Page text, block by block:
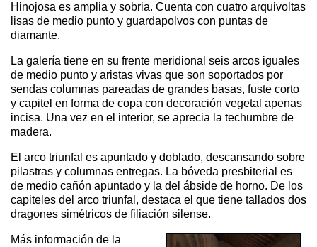
Hinojosa es amplia y sobria. Cuenta con cuatro arquivoltas
lisas de medio punto y guardapolvos con puntas de
diamante.
La galería tiene en su frente meridional seis arcos iguales
de medio punto y aristas vivas que son soportados por
sendas columnas pareadas de grandes basas, fuste corto
y capitel en forma de copa con decoración vegetal apenas
incisa. Una vez en el interior, se aprecia la techumbre de
madera.
El arco triunfal es apuntado y doblado, descansando sobre
pilastras y columnas entregas. La bóveda presbiterial es
de medio cañón apuntado y la del ábside de horno. De los
capiteles del arco triunfal, destaca el que tiene tallados dos
dragones simétricos de filiación silense.
Más información de la